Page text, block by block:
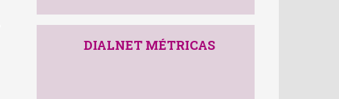
DIALNET MÉTRICAS